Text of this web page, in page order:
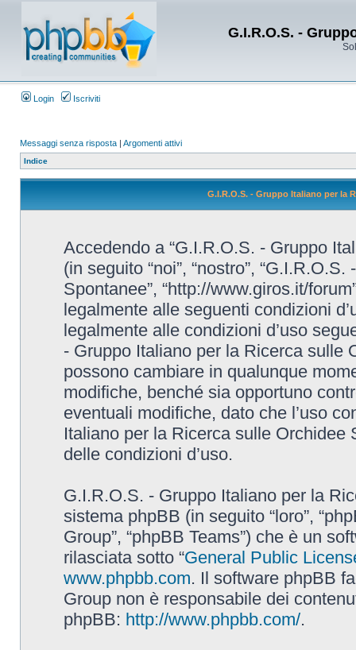
G.I.R.O.S. -
Login Iscriviti
Messaggi senza risposta | Argomenti attivi
Indice
G.I.R.O.S. - Gruppo Italiano per la
Accedendo a “G.I.R.O.S. - Gruppo
(in seguito “noi”, “nostro”,
Spontanee”, “http://www.giros.it/
legalmente alle seguenti condizioni
legalmente alle condizioni d’uso
- Gruppo Italiano per la Ricerca sulle
possono cambiare in qualunque
modifiche, benché sia opportuno
eventuali modifiche, dato che l’uso
Italiano per la Ricerca sulle Orchidee
delle condizioni d’uso.
G.I.R.O.S. - Gruppo Italiano per la
sistema phpBB (in seguito “loro”,
Group”, “phpBB Teams”) che è un
rilasciata sotto “General Public
www.phpbb.com. Il software phpBB
Group non è responsabile dei
phpBB: http://www.phpbb.com/.